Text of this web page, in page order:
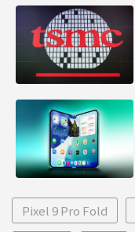
Pixel 9 Pro Fold